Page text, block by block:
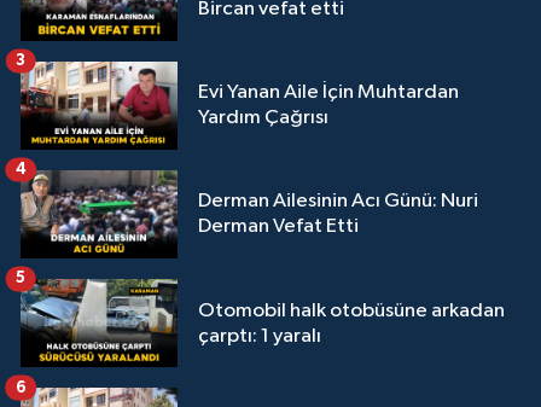
Bircan vefat etti
Evi Yanan Aile İçin Muhtardan
Yardım Çağrısı
3
Derman Ailesinin Acı Günü: Nuri
Derman Vefat Etti
4
Otomobil halk otobüsüne arkadan
çarptı: 1 yaralı
5
6